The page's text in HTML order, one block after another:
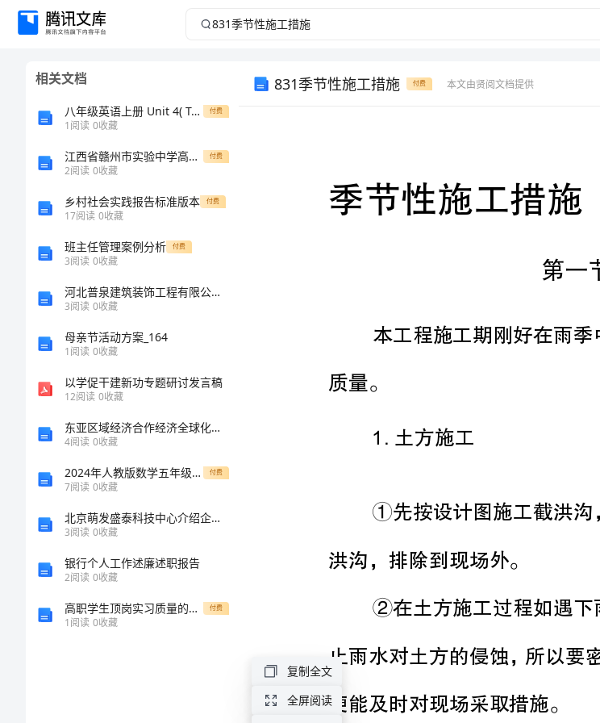
831
相关文档
八年级英语上册 Unit 4( Topic 1-Topic 3)单元综合测试卷(无答案) 仁爱版 试题 付费
1阅读 0收藏
江西省赣州市实验中学高三英语测试题含解析 付费
2阅读 0收藏
乡村社会实践报告标准版本 付费
17阅读 0收藏
班主任管理案例分析 付费
3阅读 0收藏
河北普泉建筑装饰工程有限公司介绍企业发展分析报告
3阅读 0收藏
母亲节活动方案_164
1阅读 0收藏
以学促干建新功专题研讨发言稿
12阅读 0收藏
东亚区域经济合作经济全球化加速发展的结果
4阅读 0收藏
2024年人教版数学五年级上册《第四单元简易方程》8课时优秀表格式教案附教学反思 付费
7阅读 0收藏
北京萌发盛泰科技中心介绍企业发展分析报告
3阅读 0收藏
银行个人工作述廉述职报告
2阅读 0收藏
高职学生顶岗实习质量的报告 0 付费
1阅读 0收藏
831季节性施工措施 付费 本文由贤阅文档提供
1.
复制全文
全屏阅读